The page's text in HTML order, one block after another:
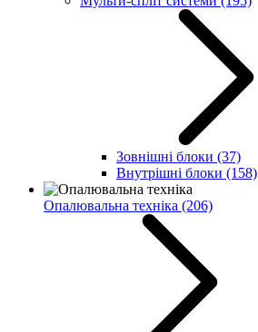
Зовнішні блоки (37)
Внутрішні блоки (158)
Опалювальна техніка (206)